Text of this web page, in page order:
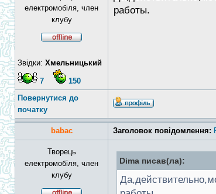
електромобіля, член
клубу
Звідки: Хмельницький
7 150
работы.
Повернутися до
початку
babac Заголовок повідомлення:
Творець
електромобіля, член
клубу
Dima писав(ла):